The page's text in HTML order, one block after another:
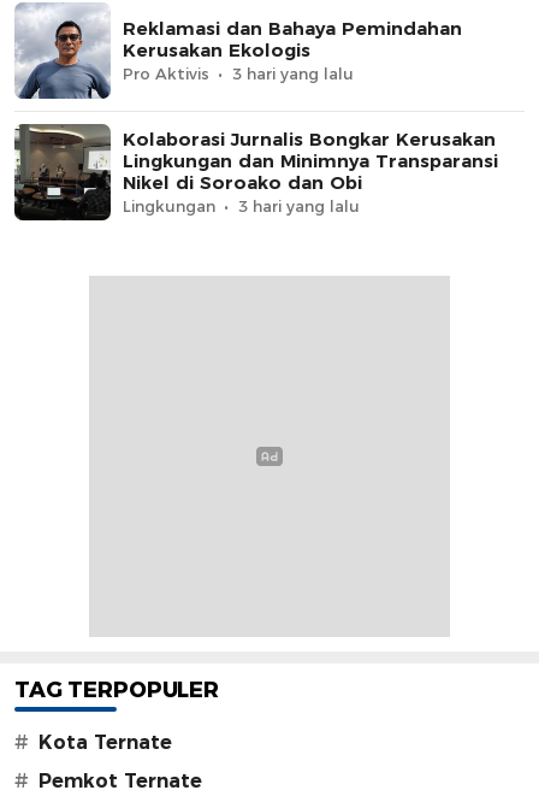
Reklamasi dan Bahaya Pemindahan
Kerusakan Ekologis
Pro Aktivis 3 hari yang lalu
Kolaborasi Jurnalis Bongkar Kerusakan
Lingkungan dan Minimnya Transparansi
Nikel di Soroako dan Obi
Lingkungan 3 hari yang lalu
TAG TERPOPULER
# Kota Ternate
# Pemkot Ternate